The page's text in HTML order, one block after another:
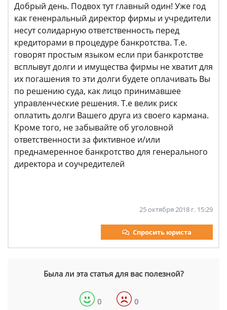
Добрый день. Подвох тут главный один! Уже год
как гененральный директор фирмы и учредители
несут солидарную ответственность перед
кредиторами в процедуре банкротства. Т.е.
говорят простым языком если при банкротстве
всплывут долги и имущества фирмы не хватит для
их погашения то эти долги будете оплачивать Вы
по решению суда, как лицо принимавшее
управленческие решения. Т.е велик риск
оплатить долги Вашего друга из своего кармана.
Кроме того, не забывайте об уголовной
ответственности за фиктивное и/или
преднамеренное банкротство для генерального
директора и соучредителей
25 октября 2018 г. 15:29
Спросить юриста
Была ли эта статья для вас полезной?
0 0